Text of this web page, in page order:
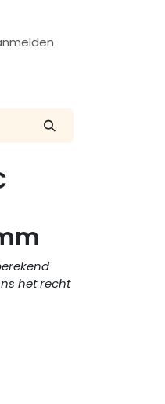
het recht